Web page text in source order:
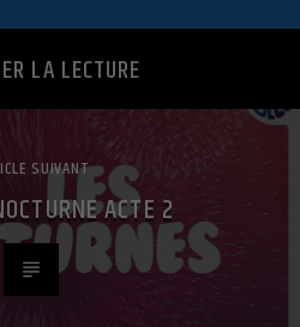
LA LECTURE
SUIVANT
ACTE 2